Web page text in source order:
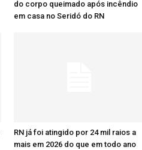
do corpo queimado após incêndio
em casa no Seridó do RN
RN já foi atingido por 24 mil raios a
mais em 2026 do que em todo ano